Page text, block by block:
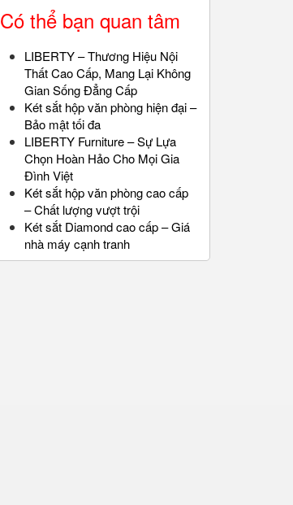
Có thể bạn quan tâm
LIBERTY – Thương Hiệu Nội
Thất Cao Cấp, Mang Lại Không
Gian Sống Đẳng Cấp
Két sắt hộp văn phòng hiện đại –
Bảo mật tối đa
LIBERTY Furniture – Sự Lựa
Chọn Hoàn Hảo Cho Mọi Gia
Đình Việt
Két sắt hộp văn phòng cao cấp
– Chất lượng vượt trội
Két sắt Diamond cao cấp – Giá
nhà máy cạnh tranh